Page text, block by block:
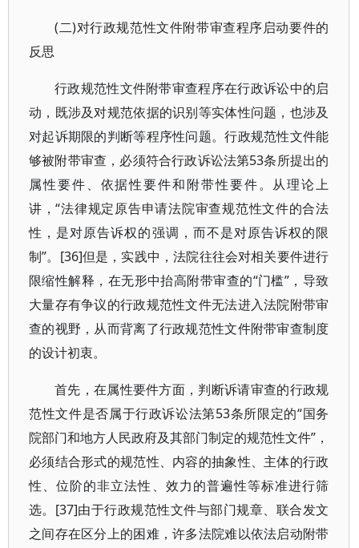
(二)对行政规范性文件附带审查程序启动要件的
反思
行政规范性文件附带审查程序在行政诉讼中的启
动，既涉及对规范依据的识别等实体性问题，也涉及
对起诉期限的判断等程序性问题。行政规范性文件能
够被附带审查，必须符合行政诉讼法第53条所提出的
属性要件、依据性要件和附带性要件。从理论上
讲，“法律规定原告申请法院审查规范性文件的合法
性，是对原告诉权的强调，而不是对原告诉权的限
制”。[36]但是，实践中，法院往往会对相关要件进行
限缩性解释，在无形中抬高附带审查的“门槛”，导致
大量存有争议的行政规范性文件无法进入法院附带审
查的视野，从而背离了行政规范性文件附带审查制度
的设计初衷。
首先，在属性要件方面，判断诉请审查的行政规
范性文件是否属于行政诉讼法第53条所限定的“国务
院部门和地方人民政府及其部门制定的规范性文件”，
必须结合形式的规范性、内容的抽象性、主体的行政
性、位阶的非立法性、效力的普遍性等标准进行筛
选。[37]由于行政规范性文件与部门规章、联合发文
之间存在区分上的困难，许多法院难以依法启动附带